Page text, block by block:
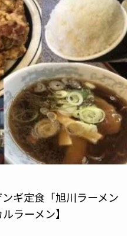
ギ定食「旭川ラーメン
ラーメン】